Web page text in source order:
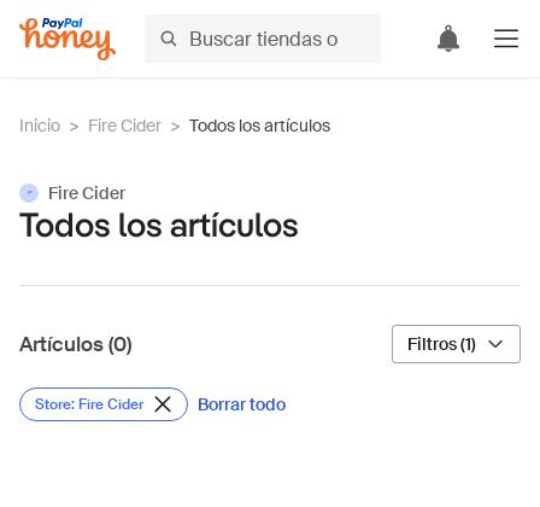
Inicio > Fire Cider > Todos los artículos
F Fire Cider
Todos los artículos
Artículos (0) Filtros (1)
Store: Fire Cider Borrar todo